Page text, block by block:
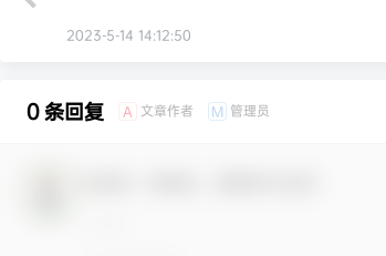
2023-5-14 14:12:50
0 条回复 A 文章作者 M 管理员